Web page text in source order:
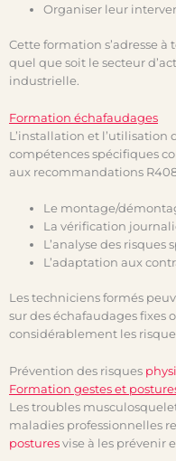
Organiser leur
Cette formation s’adresse
quel que soit le secteur
industrielle.
Formation échafaudages
L’installation et l’utilisation
compétences spécifiques
aux recommandations
Le montage/
La vérification
L’analyse des risques
L’adaptation aux
Les techniciens formés
sur des échafaudages fixes
considérablement les
Prévention des risques
Formation gestes et
Les troubles
maladies professionnelles
postures vise à les prévenir